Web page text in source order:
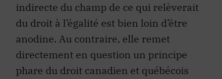
indirecte du champ de ce qui relèverait
du droit à l’égalité est bien loin d’être
anodine. Au contraire, elle remet
directement en question un principe
phare du droit canadien et québécois